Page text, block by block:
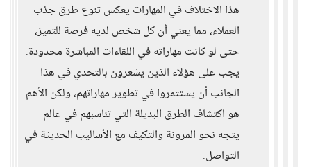
هذا الاختلاف في المهارات يعكس تنوع طرق جذب
العملاء، مما يعني أن كل شخص لديه فرصة للتميز،
حتى لو كانت مهاراته في اللقاءات المباشرة محدودة.
يجب على هؤلاء الذين يشعرون بالتحدي في هذا
الجانب أن يستثمروا في تطوير مهاراتهم، ولكن الأهم
هو اكتشاف الطرق البديلة التي تناسبهم في عالم
يتجه نحو المرونة والتكيف مع الأساليب الحديثة في
التواصل.